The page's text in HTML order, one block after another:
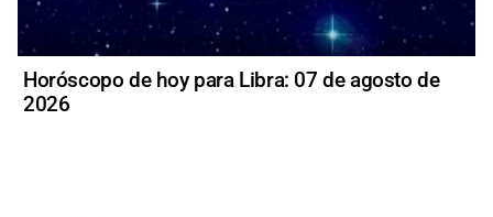
Horóscopo de hoy para Libra: 07 de agosto de
2026